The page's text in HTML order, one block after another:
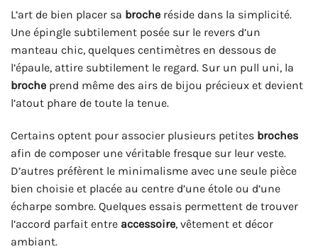
L’art de bien placer sa broche réside dans la simplicité.
Une épingle subtilement posée sur le revers d’un
manteau chic, quelques centimètres en dessous de
l’épaule, attire subtilement le regard. Sur un pull uni, la
broche prend même des airs de bijou précieux et devient
l’atout phare de toute la tenue.
Certains optent pour associer plusieurs petites broches
afin de composer une véritable fresque sur leur veste.
D’autres préfèrent le minimalisme avec une seule pièce
bien choisie et placée au centre d’une étole ou d’une
écharpe sombre. Quelques essais permettent de trouver
l’accord parfait entre accessoire, vêtement et décor
ambiant.